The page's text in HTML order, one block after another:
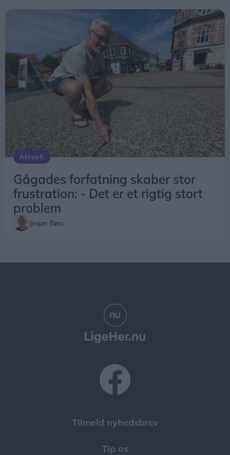
Aktuelt
Gågades forfatning skaber stor
frustration: - Det er et rigtig stort
problem
Jesper Bøss
Tilmeld nyhedsbrev
Tip os